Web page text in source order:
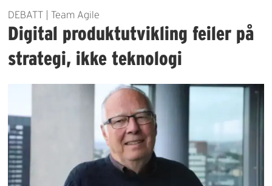
DEBATT | Team Agile
Digital produktutvikling feiler på
strategi, ikke teknologi